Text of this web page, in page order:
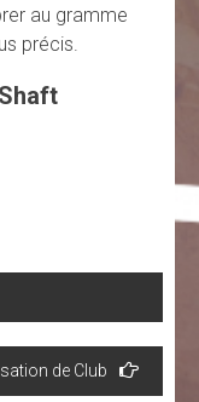
au gramme
précis.
de Club